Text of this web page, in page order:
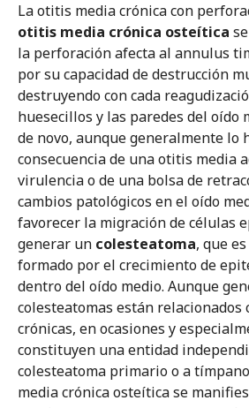
La otitis media crónica con
otitis media crónica osteítica
la perforación afecta al annulus
por su capacidad de destrucción
destruyendo con cada
huesecillos y las paredes del oído
de novo, aunque generalmente lo
consecuencia de una otitis media
virulencia o de una bolsa de
cambios patológicos en el oído
favorecer la migración de células
generar un colesteatoma, que
formado por el crecimiento de
dentro del oído medio. Aunque
colesteatomas están relacionados
crónicas, en ocasiones y
constituyen una entidad
colesteatoma primario o a
media crónica osteítica se